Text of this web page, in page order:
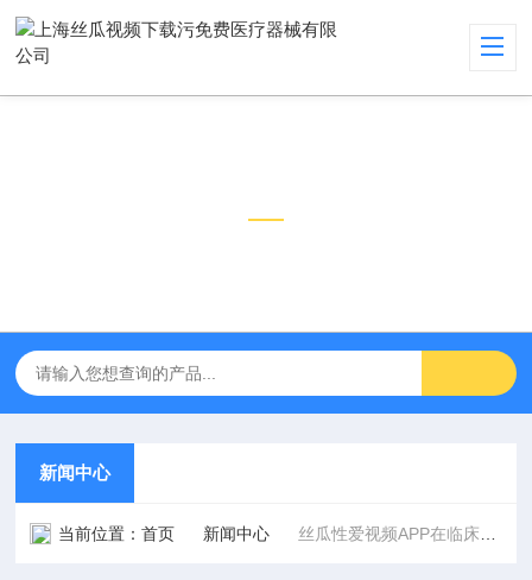
新闻中心
当前位置：首页 新闻中心 丝瓜性爱视频APP在临床上有众多使用意义